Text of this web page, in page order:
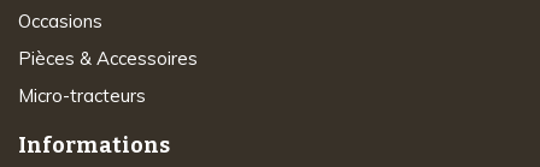
Occasions
Pièces & Accessoires
Micro-tracteurs
Informations